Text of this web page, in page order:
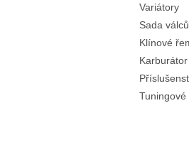
Variátory
Sada
Klínové
Tuningové